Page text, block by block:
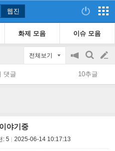
웹진
화제 모음 이슈 모음
전체보기
공
지
on/off
검
색
글
쓰
댓글 10추글
야기중
: 5 2025-06-14 10:17:13